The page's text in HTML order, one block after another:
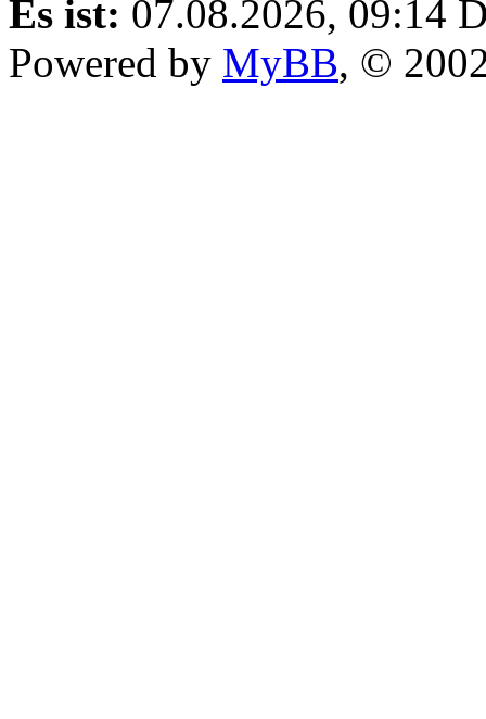
Es ist: 07.08.2026, 09:14
Powered by MyBB, ©